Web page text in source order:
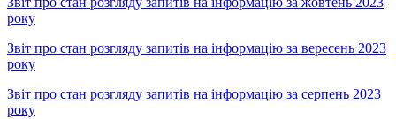
року
Звіт про стан розгляду запитів на інформацію за вересень 2023
року
Звіт про стан розгляду запитів на інформацію за серпень 2023
року